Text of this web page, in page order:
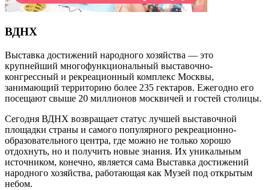
ВДНХ
Выставка достижений народного хозяйства — это
крупнейший многофункциональный выставочно-
конгрессный и рекреационный комплекс Москвы,
занимающий территорию более 235 гектаров. Ежегодно его
посещают свыше 20 миллионов москвичей и гостей столицы.
Сегодня ВДНХ возвращает статус лучшей выставочной
площадки страны и самого популярного рекреационно-
образовательного центра, где можно не только хорошо
отдохнуть, но и получить новые знания. Их уникальным
источником, конечно, является сама Выставка достижений
народного хозяйства, работающая как Музей под открытым
небом.